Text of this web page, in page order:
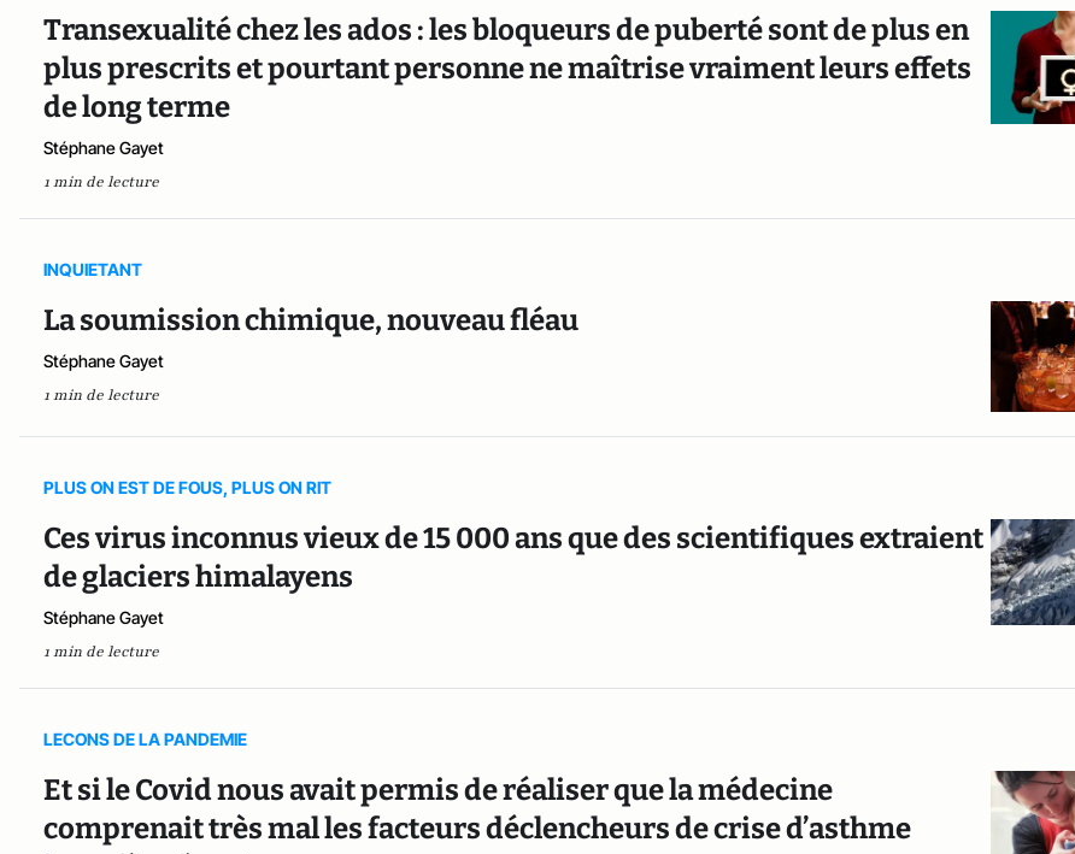
Transexualité chez les ados : les bloqueurs de puberté sont de plus en
plus prescrits et pourtant personne ne maîtrise vraiment leurs effets
de long terme
Stéphane Gayet
1 min de lecture
INQUIETANT
La soumission chimique, nouveau fléau
Stéphane Gayet
1 min de lecture
PLUS ON EST DE FOUS, PLUS ON RIT
Ces virus inconnus vieux de 15 000 ans que des scientifiques extraient
de glaciers himalayens
Stéphane Gayet
1 min de lecture
LECONS DE LA PANDEMIE
Et si le Covid nous avait permis de réaliser que la médecine
comprenait très mal les facteurs déclencheurs de crise d’asthme